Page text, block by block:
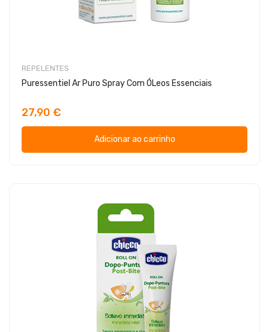
REPELENTES
Puressentiel Ar Puro Spray Com ÓLeos Essenciais
27,90 €
Adicionar ao carrinho